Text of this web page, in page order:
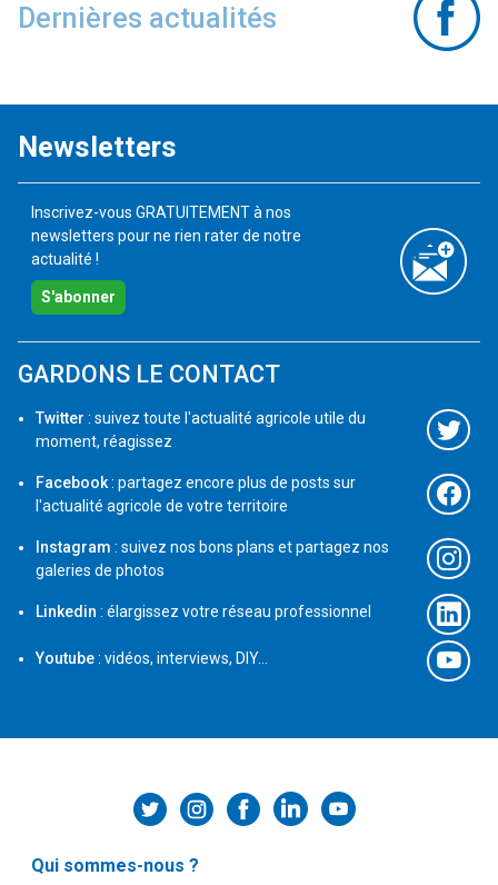
Dernières actualités
Newsletters
Inscrivez-vous GRATUITEMENT à nos
newsletters pour ne rien rater de notre
actualité !
S'abonner
GARDONS LE CONTACT
Twitter : suivez toute l'actualité agricole utile du
moment, réagissez
Facebook: partagez encore plus de posts sur
l'actualité agricole de votre territoire
Instagram : suivez nos bons plans et partagez nos
galeries de photos
Linkedin : élargissez votre réseau professionnel
Youtube: vidéos, interviews, DIY...
Qui sommes-nous ?